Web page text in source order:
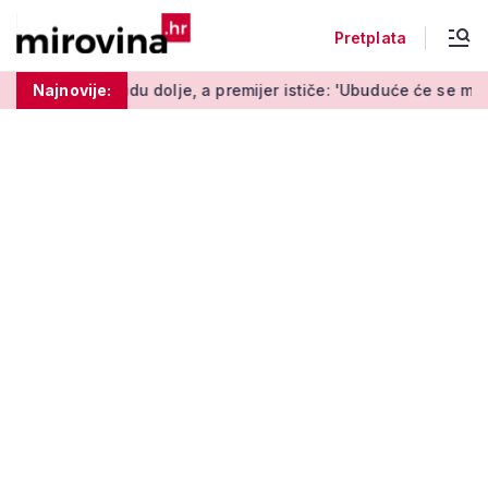
Pretplata
Najnovije:
a premijer ističe: 'Ubuduće će se mijenjati svaki tjedan'